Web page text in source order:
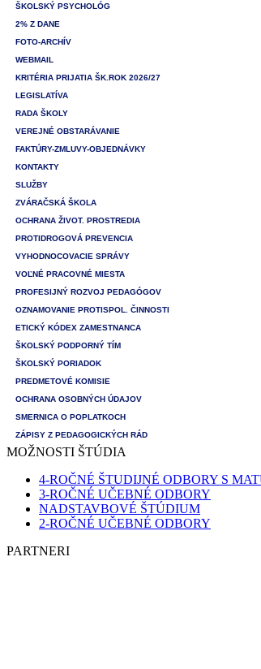
ŠKOLSKÝ PSYCHOLÓG
2% Z DANE
FOTO-ARCHÍV
WEBMAIL
KRITÉRIA PRIJATIA ŠK.ROK 2026/27
LEGISLATÍVA
RADA ŠKOLY
VEREJNÉ OBSTARÁVANIE
FAKTÚRY-ZMLUVY-OBJEDNÁVKY
KONTAKTY
SLUŽBY
ZVÁRAČSKÁ ŠKOLA
OCHRANA ŽIVOT. PROSTREDIA
PROTIDROGOVÁ PREVENCIA
VYHODNOCOVACIE SPRÁVY
VOĽNÉ PRACOVNÉ MIESTA
PROFESIJNÝ ROZVOJ PEDAGÓGOV
OZNAMOVANIE PROTISPOL. ČINNOSTI
ETICKÝ KÓDEX ZAMESTNANCA
ŠKOLSKÝ PODPORNÝ TÍM
ŠKOLSKÝ PORIADOK
PREDMETOVÉ KOMISIE
OCHRANA OSOBNÝCH ÚDAJOV
SMERNICA O POPLATKOCH
ZÁPISY Z PEDAGOGICKÝCH RÁD
MOŽNOSTI ŠTÚDIA
4-ROČNÉ ŠTUDIJNÉ ODBORY S
3-ROČNÉ UČEBNÉ ODBORY
NADSTAVBOVÉ ŠTÚDIUM
2-ROČNÉ UČEBNÉ ODBORY
PARTNERI